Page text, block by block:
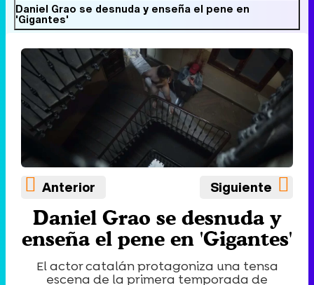
Daniel Grao se desnuda y enseña el pene en
'Gigantes'
Anterior Siguiente
Daniel Grao se desnuda y
enseña el pene en 'Gigantes'
El actor catalán protagoniza una tensa
escena de la primera temporada de